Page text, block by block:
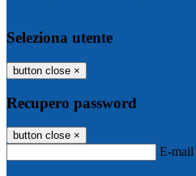
Seleziona utente
button close ×
Recupero password
button close ×
E-mail